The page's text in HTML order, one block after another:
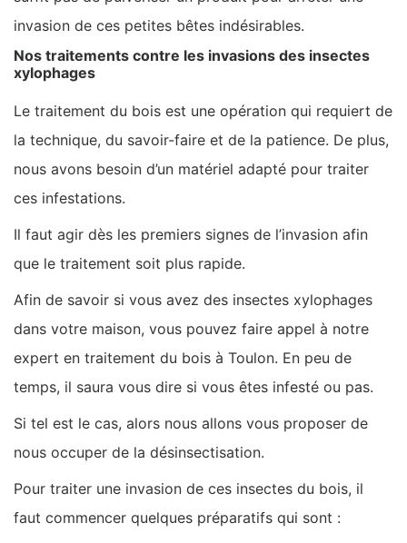
invasion de ces petites bêtes indésirables.
Nos traitements contre les invasions des insectes
xylophages
Le traitement du bois est une opération qui requiert de
la technique, du savoir-faire et de la patience. De plus,
nous avons besoin d’un matériel adapté pour traiter
ces infestations.
Il faut agir dès les premiers signes de l’invasion afin
que le traitement soit plus rapide.
Afin de savoir si vous avez des insectes xylophages
dans votre maison, vous pouvez faire appel à notre
expert en traitement du bois à Toulon. En peu de
temps, il saura vous dire si vous êtes infesté ou pas.
Si tel est le cas, alors nous allons vous proposer de
nous occuper de la désinsectisation.
Pour traiter une invasion de ces insectes du bois, il
faut commencer quelques préparatifs qui sont :